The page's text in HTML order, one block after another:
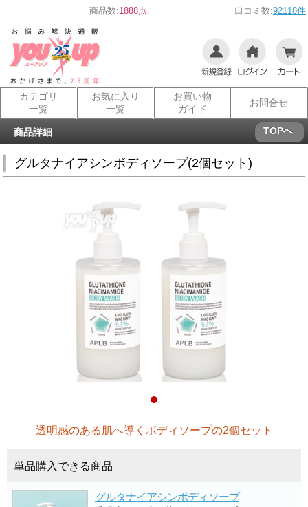
商品数:1888点 口コミ数:92118件
カテゴリ
一覧
お気に入り
一覧
お買い物
ガイド
お問合せ
商品詳細 TOPへ
グルタナイアシンボディソープ(2個セット)
透明感のある肌へ導くボディソープの2個セット
単品購入できる商品
グルタナイアシンボディソープ